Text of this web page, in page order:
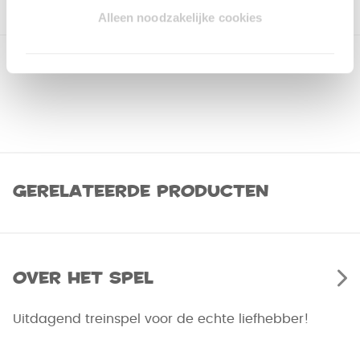
Alleen noodzakelijke cookies
Gerelateerde producten
Over het spel
Uitdagend treinspel voor de echte liefhebber!